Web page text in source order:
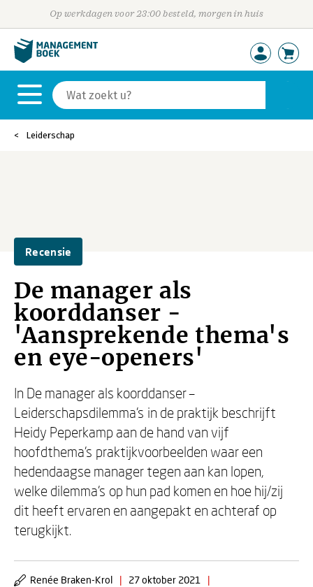
Op werkdagen voor 23:00 besteld, morgen in huis
Leiderschap
Recensie
De manager als
koorddanser -
'Aansprekende thema's
en eye-openers'
In De manager als koorddanser –
Leiderschapsdilemma’s in de praktijk beschrijft
Heidy Peperkamp aan de hand van vijf
hoofdthema’s praktijkvoorbeelden waar een
hedendaagse manager tegen aan kan lopen,
welke dilemma’s op hun pad komen en hoe hij/zij
dit heeft ervaren en aangepakt en achteraf op
terugkijkt.
Renée Braken-Krol | 27 oktober 2021
|